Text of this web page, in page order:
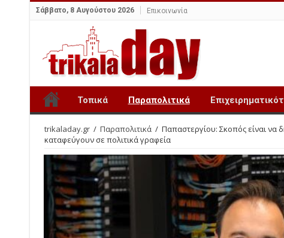
Σάββατο, 8 Αυγούστου 2026 Επικοινωνία
Τοπικά Παραπολιτικά
trikaladay.gr / Παραπολιτικά / Παπαστεργίου: Σκοπός είναι να
καταφεύγουν σε πολιτικά γραφεία